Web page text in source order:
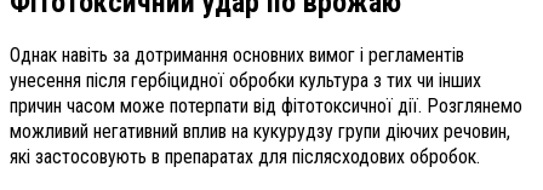
Однак навіть за дотримання основних вимог і регламентів
унесення після гербіцидної обробки культура з тих чи інших
причин часом може потерпати від фітотоксичної дії. Розглянемо
можливий негативний вплив на кукурудзу групи діючих речовин,
які застосовують в препаратах для післясходових обробок.